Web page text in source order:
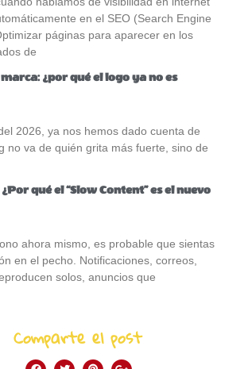
en el SEO (Search Engine
páginas para aparecer en los
de
¿por qué el logo ya no es
2026, ya nos hemos dado cuenta de
no va de quién grita más fuerte, sino de
qué el “Slow Content” es el nuevo
ahora mismo, es probable que sientas
en el pecho. Notificaciones, correos,
solos, anuncios que
Comparte el post